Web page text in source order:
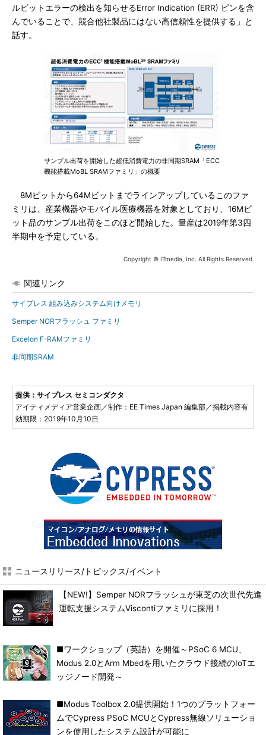
ルビットエラーの検出を知らせるError Indication (ERR) ピンを含
んでいることで、競合他社製品にはない高信頼性を提供する」と
話す。
サンプル出荷を開始した超低消費電力の非同期SRAM「ECC
機能搭載MoBL SRAMファミリ」の概要
8Mビットから64Mビットまでラインアップしているこのファ
ミリは、産業機器やモバイル医療機器を対象としており、16Mビ
ット品のサンプル出荷をこのほど開始した。量産は2019年第3四
半期中を予定している。
Copyright © ITmedia, Inc. All Rights Reserved.
関連リンク
サイプレス 組み込みシステム向けメモリ
Semper NORフラッシュ ファミリ
Excelon F-RAMファミリ
非同期SRAM
提供：サイプレス セミコンダクタ
アイティメディア営業企画／制作：EE Times Japan 編集部／掲載内容有
効期限：2019年10月10日
ニュースリリース/トピックス/イベント
【NEW!】Semper NORフラッシュが東芝の次世代先進
運転支援システムViscontiファミリに採用！
■ワークショップ（英語）を開催～PSoC 6 MCU、
Modus 2.0とArm Mbedを用いたクラウド接続のIoTエ
ッジノード開発～
■Modus Toolbox 2.0提供開始！1つのプラットフォー
ムでCypress PSoC MCUとCypress無線ソリューショ
ンを使用したシステム設計が可能に